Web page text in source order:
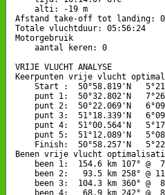
    alti: -19 m
Afstand take-off tot landing:
Totale vluchtduur: 05:56:24
Motorgebruik
    aantal keren: 0
VRIJE VLUCHT ANALYSE
Keerpunten vrije vlucht
Start :  50°58.819'N
punt 1:  50°32.802'N
punt 2:  50°22.069'N
punt 3:  51°18.339'N
punt 4:  51°00.564'N
punt 5:  51°12.089'N
Finish:  50°58.257'N
Benen vrije vlucht
been 1:  154.6 km 107° @
been 2:   93.5 km 258° @
been 3:  104.3 km 360° @
been 4:   68.9 km 242° @